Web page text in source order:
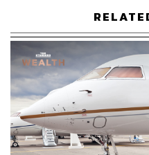
กางแผน 1.1 แสนล้านบ
รังสิต
แผนลงทุน 5 ปีมูลค่า
โครงการสำคัญหลายแห่ง น
อนาคตบนพื้นที่กว่า 750 ไร่ย่